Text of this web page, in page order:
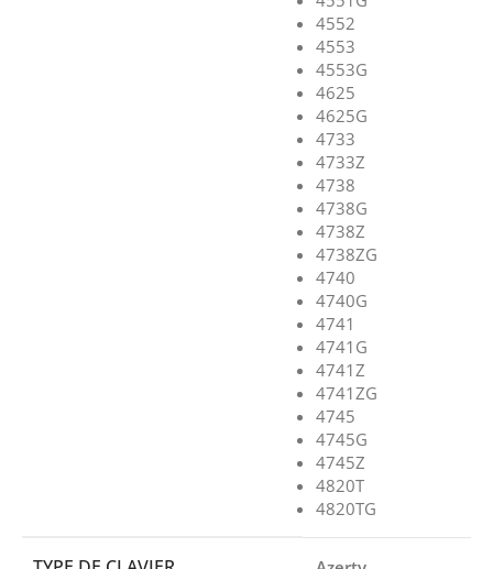
4552
4553
4553G
4625
4625G
4733
4733Z
4738
4738G
4738Z
4738ZG
4740
4740G
4741
4741G
4741Z
4741ZG
4745
4745G
4745Z
4820T
4820TG